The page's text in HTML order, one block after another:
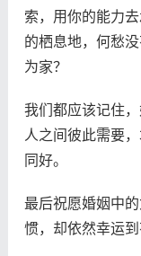
索，用你的能力
的栖息地，何愁
为家？
我们都应该记住
人之间彼此需要
同好。
最后祝愿婚姻中
惯，却依然幸运到